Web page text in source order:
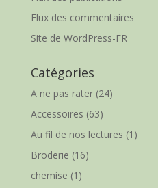
Flux des commentaires
Site de WordPress-FR
Catégories
A ne pas rater(24)
Accessoires (63)
Au fil de nos lectures (1)
Broderie (16)
chemise (1)